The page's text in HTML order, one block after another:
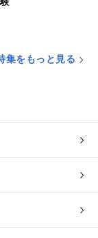
集をもっと見る